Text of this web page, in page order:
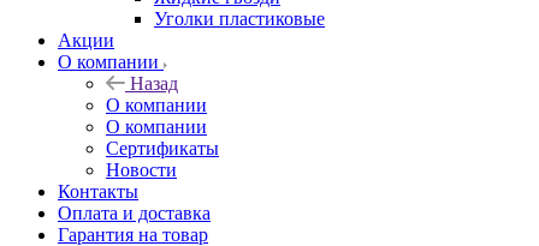
Уголки пластиковые
Акции
О компании
Назад
О компании
О компании
Сертификаты
Новости
Контакты
Оплата и доставка
Гарантия на товар